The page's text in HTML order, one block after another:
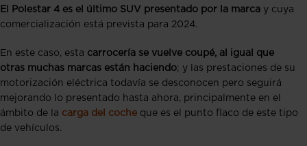
El Polestar 4 es el último SUV presentado por la marca y cuya
comercialización está prevista para 2024.
En este caso, esta carrocería se vuelve coupé, al igual que
otras muchas marcas están haciendo; y las prestaciones de su
motorización eléctrica todavía se desconocen pero seguirá
mejorando lo presentado hasta ahora, principalmente en el
ámbito de la carga del coche que es el punto flaco de este tipo
de vehículos.